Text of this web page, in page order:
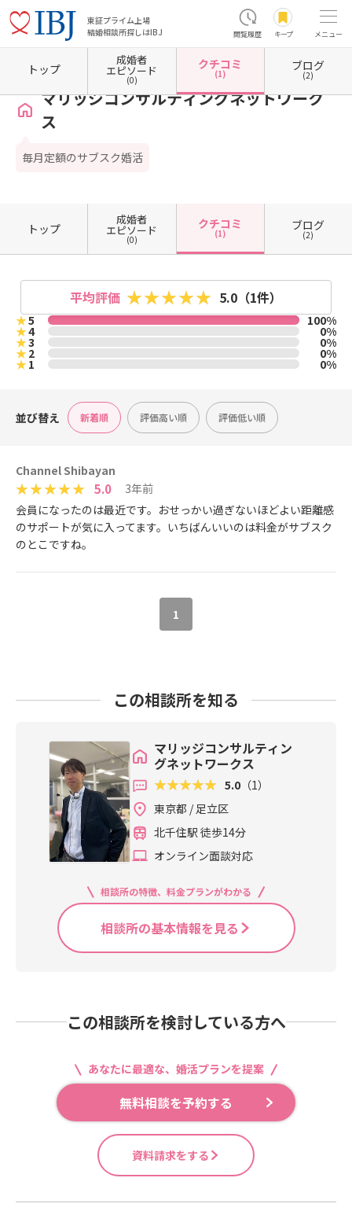
東証プライム上場
結婚相談所探しはIBJ
閲覧履歴 キープ メニュー
ホーム 東京都の結婚相談所 東京都足立区 マリッジコンサルティングネットワークス
マリッジコンサルティングネットワーク
ス
毎月定額のサブスク婚活
トップ
成婚者
エピソード
(0)
クチコミ
(1)
ブログ
(2)
トップ
成婚者
エピソード
(0)
クチコミ
(1)
ブログ
(2)
平均評価 5.0 （1件）
★5 100%
★4 0%
★3 0%
★2 0%
★1 0%
並び替え 新着順 評価高い順 評価低い順
Channel Shibayan
5.0
3年前
会員になったのは最近です。おせっかい過ぎないほどよい距離感
のサポートが気に入ってます。いちばんいいのは料金がサブスク
のとこですね。
1
この相談所を知る
マリッジコンサルティン
グネットワークス
5.0 （1）
東京都 / 足立区
北千住駅 徒歩14分
オンライン面談対応
相談所の特徴、料金プランがわかる
相談所の基本情報を見る
この相談所を検討している方へ
あなたに最適な、婚活プランを提案
無料相談を予約する
資料請求をする